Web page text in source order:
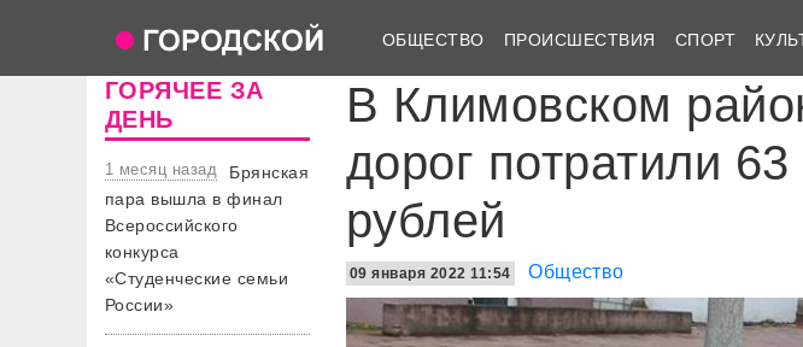
ОБЩЕСТВО ПРОИСШЕСТВИЯ СПОРТ
ГОРЯЧЕЕ ЗА
ДЕНЬ
1 месяц назад
Брянская
пара вышла в финал
Всероссийского
конкурса
«Студенческие семьи
России»
В Климовском
дорог потратили
рублей
09 января 2022 11:54 Общество